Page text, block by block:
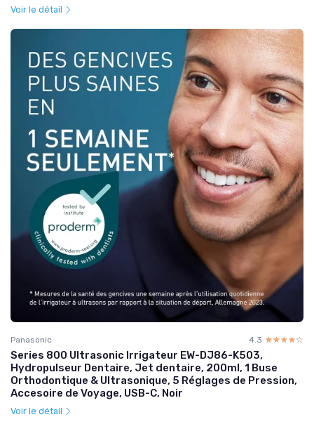
Voir le détail
Panasonic 4.3 ☆☆☆☆☆
★★★★★
Series 800 Ultrasonic Irrigateur EW-DJ86-K503,
Hydropulseur Dentaire, Jet dentaire, 200ml, 1 Buse
Orthodontique & Ultrasonique, 5 Réglages de Pression,
Accesoire de Voyage, USB-C, Noir
Voir le détail